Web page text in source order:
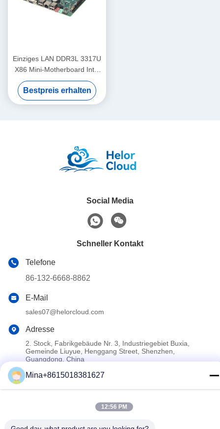
Einziges LAN DDR3L 3317U
X86 Mini-Motherboard Intel
2. 3. Generation
Kernprozessor
Bestpreis erhalten
Social Media
Schneller Kontakt
Telefone
86-132-6668-8862
E-Mail
sales07@helorcloud.com
Adresse
2. Stock, Fabrikgebäude Nr. 3, Industriegebiet Buxia,
Gemeinde Liuyue, Henggang Street, Shenzhen,
Guangdong, China
Datenschutzrichtlinie|Sitemap
China Gute Qualität Mini -PC Lieferant. Copyright-© 2024-2026
Mina+8615018381627
12:56 PM